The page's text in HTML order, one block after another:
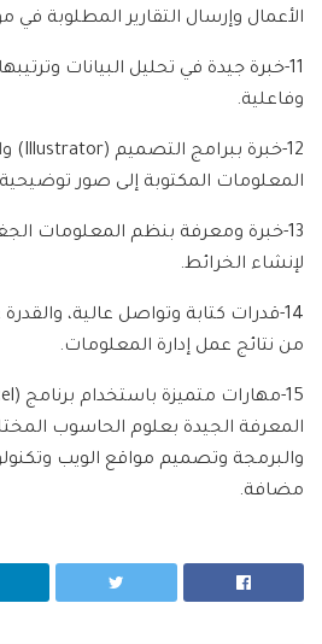
الأعمال وإرسال التقارير المطلوبة في
11-خبرة جيدة في تحليل البيانات
وفاعلية.
12-خبرة ببرامج التصميم ( Illustrator
)
المعلومات المكتوبة إلى صور
13-خبرة ومعرفة بنظم المعلومات الجغرافية
لإنشاء الخرائط.
14-قدرات كتابة وتواصل عالية،
من نتائج عمل إدارة المعلومات.
15-مهارات متميزة باستخدام برنامج (
المعرفة الجيدة بعلوم الحاسوب
والبرمجة وتصميم مواقع الويب
مضافة.